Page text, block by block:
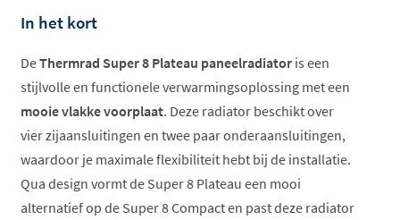
In het kort
DeThermrad Super 8 Plateau paneelradiator is een
stijlvolle en functionele verwarmingsoplossing met een
mooie vlakke voorplaat. Deze radiator beschikt over
vier zijaansluitingen en twee paar onderaansluitingen,
waardoor je maximale flexibiliteit hebt bij de installatie.
Qua design vormt de Super 8 Plateau een mooi
alternatief op de Super 8 Compact en past deze radiator